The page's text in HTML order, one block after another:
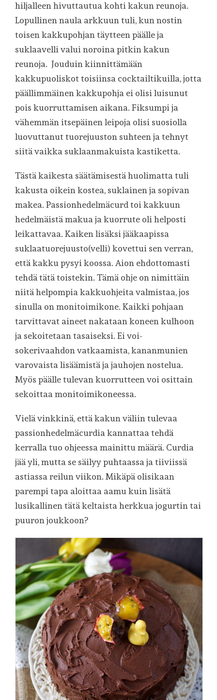
hiljalleen hivuttautua kohti kakun reunoja.
Lopullinen naula arkkuun tuli, kun nostin
toisen kakkupohjan täytteen päälle ja
suklaavelli valui noroina pitkin kakun
reunoja. Jouduin kiinnittämään
kakkupuoliskot toisiinsa cocktailtikuilla, jotta
päällimmäinen kakkupohja ei olisi luisunut
pois kuorruttamisen aikana. Fiksumpi ja
vähemmän itsepäinen leipoja olisi suosiolla
luovuttanut tuorejuuston suhteen ja tehnyt
siitä vaikka suklaanmakuista kastiketta.
Tästä kaikesta säätämisestä huolimatta tuli
kakusta oikein kostea, suklainen ja sopivan
makea. Passionhedelmäcurd toi kakkuun
hedelmäistä makua ja kuorrute oli helposti
leikattavaa. Kaiken lisäksi jääkaapissa
suklaatuorejuusto(velli) kovettui sen verran,
että kakku pysyi koossa. Aion ehdottomasti
tehdä tätä toistekin. Tämä ohje on nimittäin
niitä helpompia kakkuohjeita valmistaa, jos
sinulla on monitoimikone. Kaikki pohjaan
tarvittavat aineet nakataan koneen kulhoon
ja sekoitetaan tasaiseksi. Ei voi-
sokerivaahdon vatkaamista, kananmunien
varovaista lisäämistä ja jauhojen nostelua.
Myös päälle tulevan kuorrutteen voi osittain
sekoittaa monitoimikoneessa.
Vielä vinkkinä, että kakun väliin tulevaa
passionhedelmäcurdia kannattaa tehdä
kerralla tuo ohjeessa mainittu määrä. Curdia
jää yli, mutta se säilyy puhtaassa ja tiiviissä
astiassa reilun viikon. Mikäpä olisikaan
parempi tapa aloittaa aamu kuin lisätä
lusikallinen tätä keltaista herkkua jogurtin tai
puuron joukkoon?